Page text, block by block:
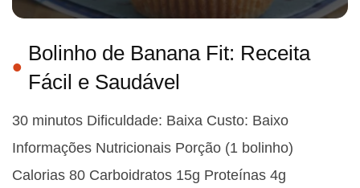
Bolinho de Banana Fit: Receita
Fácil e Saudável
30 minutos Dificuldade: Baixa Custo: Baixo
Informações Nutricionais Porção (1 bolinho)
Calorias 80 Carboidratos 15g Proteínas 4g